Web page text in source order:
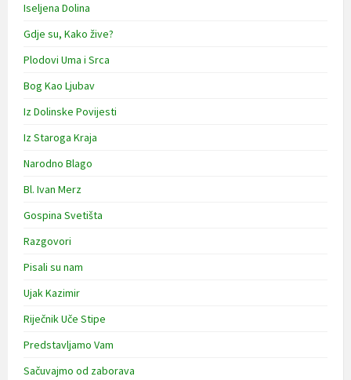
Iseljena Dolina
Gdje su, Kako žive?
Plodovi Uma i Srca
Bog Kao Ljubav
Iz Dolinske Povijesti
Iz Staroga Kraja
Narodno Blago
Bl. Ivan Merz
Gospina Svetišta
Razgovori
Pisali su nam
Ujak Kazimir
Riječnik Uče Stipe
Predstavljamo Vam
Sačuvajmo od zaborava